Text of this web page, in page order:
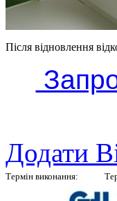
Після відновлення
Додати
Термін виконання:
Вікон в білому кольорі 10